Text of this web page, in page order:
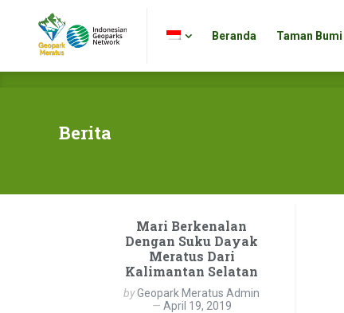
Beranda Taman Bumi
Berita
Mari Berkenalan
Dengan Suku Dayak
Meratus Dari
Kalimantan Selatan
byGeopark Meratus Admin
April 19, 2019